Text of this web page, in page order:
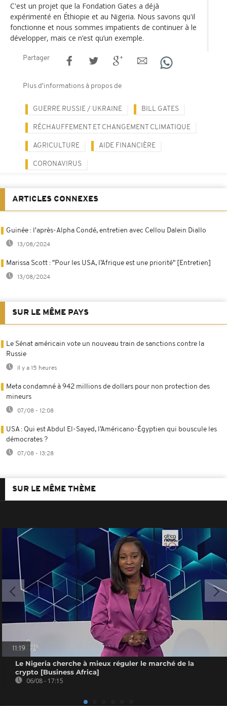
C'est un projet que la Fondation Gates a déjà
expérimenté en Éthiopie et au Nigeria. Nous savons qu'il
fonctionne et nous sommes impatients de continuer à le
développer, mais ce n’est qu’un exemple.
Partager
Plus d'informations à propos de
GUERRE RUSSIE / UKRAINE BILL GATES
RÉCHAUFFEMENT ET CHANGEMENT CLIMATIQUE
AGRICULTURE AIDE FINANCIÈRE
CORONAVIRUS
ARTICLES CONNEXES
Guinée : l'après-Alpha Condé, entretien avec Cellou Dalein Diallo
13/08/2024
Marissa Scott : "Pour les USA, l’Afrique est une priorité" [Entretien]
13/08/2024
SUR LE MÊME PAYS
Le Sénat américain vote un nouveau train de sanctions contre la
Russie
Il y a 15 heures
Meta condamné à 942 millions de dollars pour non protection des
mineurs
07/08 - 12:08
USA : Qui est Abdul El-Sayed, l’Américano-Égyptien qui bouscule les
démocrates ?
07/08 - 13:28
SUR LE MÊME THÈME
11:19
Le Nigeria cherche à mieux réguler le marché de la
crypto [Business Africa]
06/08 - 17:15